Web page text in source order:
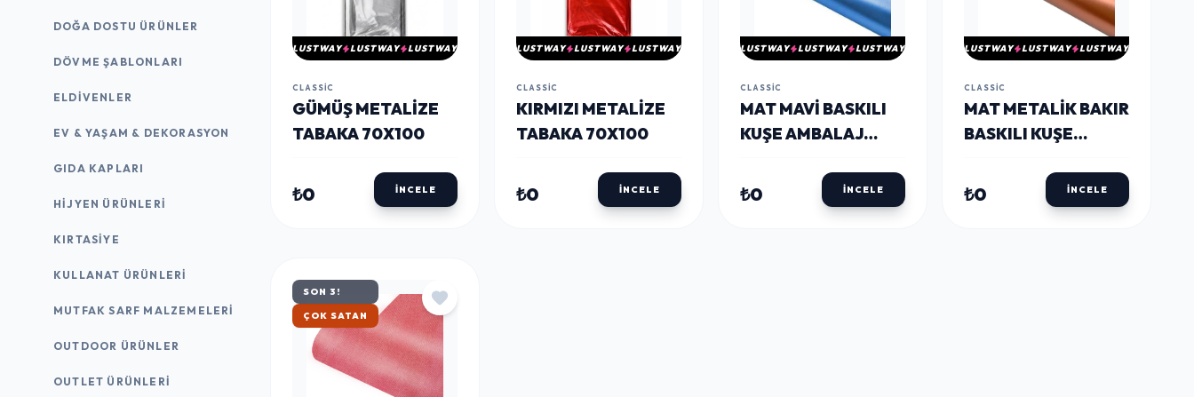
DOĞA DOSTU ÜRÜNLER
DÖVME ŞABLONLARI
ELDIVENLER
EV & YAŞAM & DEKORASYON
GIDA KAPLARI
HIJYEN ÜRÜNLERI
KIRTASİYE
KULLANAT ÜRÜNLERI
MUTFAK SARF MALZEMELERI
OUTDOOR ÜRÜNLER
OUTLET ÜRÜNLERI
LUSTWAY LUSTWAY LUSTWAY
CLASSIC
GÜMÜŞ METALIZE
TABAKA 70X100
₺0 İNCELE
LUSTWAY LUSTWAY LUSTWAY
CLASSIC
KIRMIZI METALIZE
TABAKA 70X100
₺0 İNCELE
LUSTWAY LUSTWAY LUSTWAY
CLASSIC
MAT MAVI BASKILI
KUŞE AMBALAJ
₺0 İNCELE
LUSTWAY LUSTWAY LUSTWAY
CLASSIC
MAT METALIK BAKIR
BASKILI KUŞE
70X100
₺0 İNCELE
SON 3!
ÇOK SATAN